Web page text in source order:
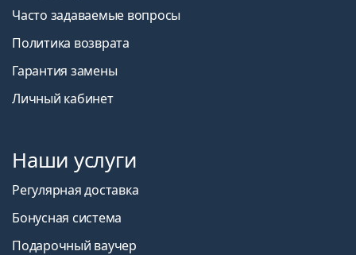
Часто задаваемые вопросы
Политика возврата
Гарантия замены
Личный кабинет
Наши услуги
Регулярная доставка
Бонусная система
Подарочный ваучер